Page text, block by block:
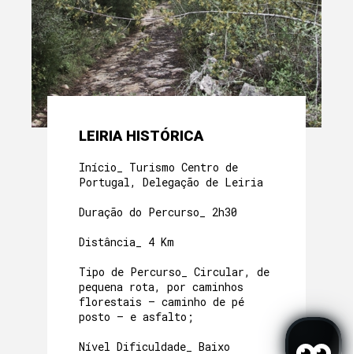
LEIRIA HISTÓRICA
Início_ Turismo Centro de
Portugal, Delegação de Leiria
Duração do Percurso_ 2h30
Distância_ 4 Km
Tipo de Percurso_ Circular, de
pequena rota, por caminhos
florestais – caminho de pé
posto – e asfalto;
Nível Dificuldade_ Baixo